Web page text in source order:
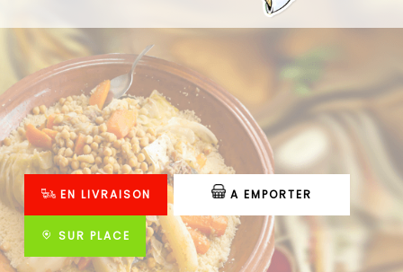
ACCUEIL
LA CARTE
VOTRE COMPTE
NOTRE RESTAURANT
VOS AVIS
EN LIVRAISON A EMPORTER
SUR PLACE